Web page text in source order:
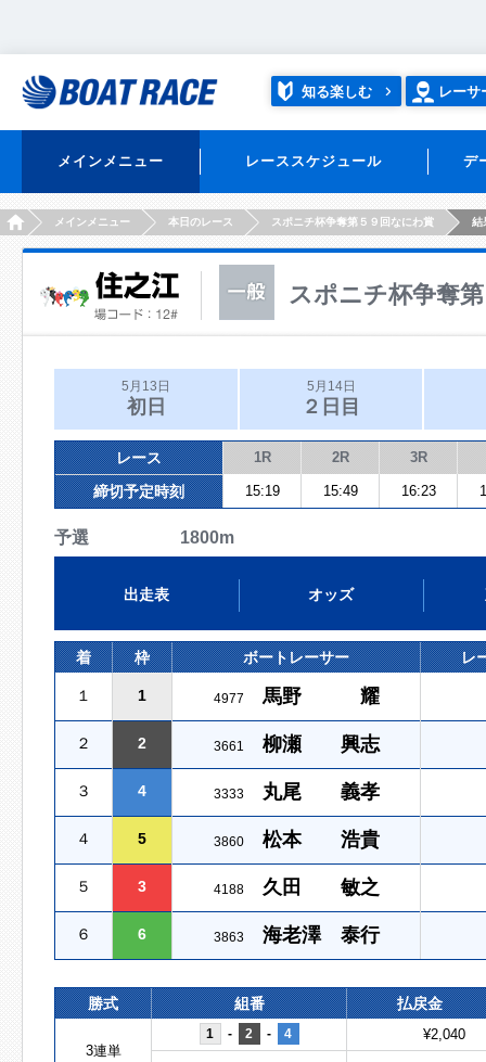
知る楽しむ レーサ
メインメニュー レーススケジュール デ
HOMEメインメニュー 本日のレース スポニチ杯争奪第５９回なにわ賞 結
スポニチ杯争奪
5月13日
初日
5月14日
２日目
レース 1R 2R 3R
締切予定時刻 15:19 15:49 16:23
予選 1800m
出走表 オッズ
着 枠 ボートレーサー レ
１ 1 4977 馬野 耀
２ 2 3661 柳瀬 興志
３ 4 3333 丸尾 義孝
４ 5 3860 松本 浩貴
５ 3 4188 久田 敏之
６ 6 3863 海老澤 泰行
勝式 組番 払戻金
3連単
1 - 2 - 4 ¥2,040